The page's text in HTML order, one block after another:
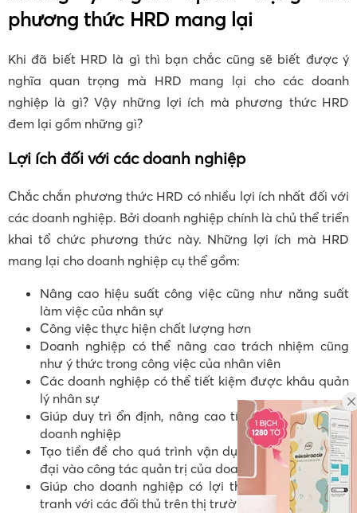
phương thức HRD mang lại
Khi đã biết HRD là gì thì bạn chắc cũng sẽ biết được ý
nghĩa quan trọng mà HRD mang lại cho các doanh
nghiệp là gì? Vậy những lợi ích mà phương thức HRD
đem lại gồm những gì?
Lợi ích đối với các doanh nghiệp
Chắc chắn phương thức HRD có nhiều lợi ích nhất đối với
các doanh nghiệp. Bởi doanh nghiệp chính là chủ thể triển
khai tổ chức phương thức này. Những lợi ích mà HRD
mang lại cho doanh nghiệp cụ thể gồm:
Nâng cao hiệu suất công việc cũng như năng suất
làm việc của nhân sự
Công việc thực hiện chất lượng hơn
Doanh nghiệp có thể nâng cao trách nhiệm cũng
như ý thức trong công việc của nhân viên
Các doanh nghiệp có thể tiết kiệm được khâu quản
lý nhân sự
Giúp duy trì ổn định, nâng cao tính năng động của
doanh nghiệp
Tạo tiền đề cho quá trình vận dụng các yếu tố hiện
đại vào công tác quản trị của doanh nghiệp
Giúp cho doanh nghiệp có lợi thế trong việc cạnh
tranh với các đối thủ trên thị trường.